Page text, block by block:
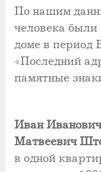
По нашим
человека были
доме в период
«Последний
памятные
Иван
Матвеевич
в одной